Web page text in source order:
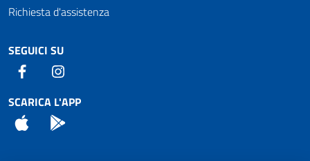
Richiesta d'assistenza
SEGUICI SU
Facebook
SCARICA L'APP
App Store